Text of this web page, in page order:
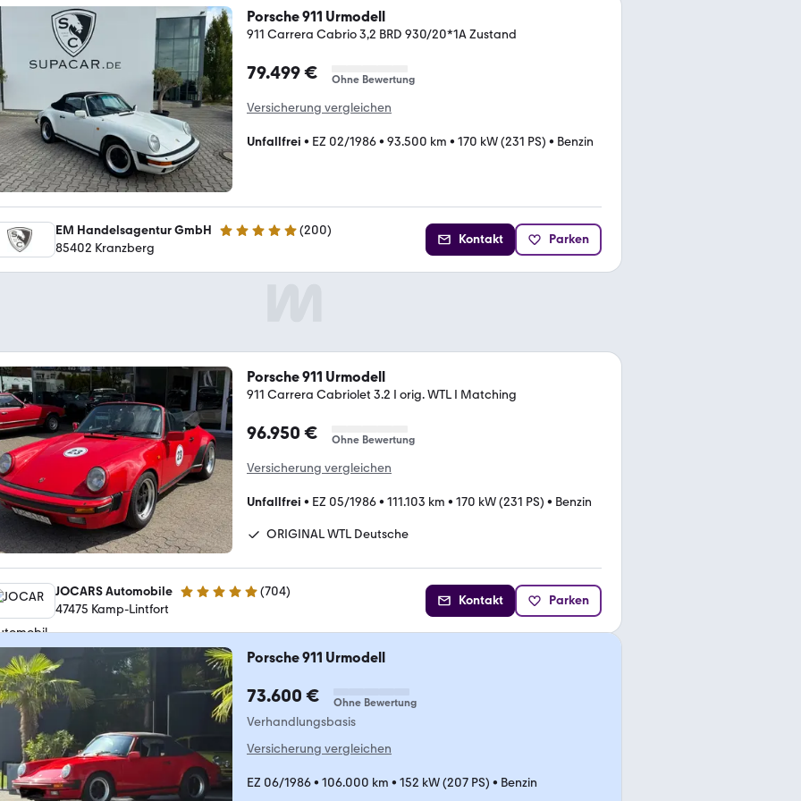
Porsche 911 Urmodell
911 Carrera Cabrio 3,2 BRD 930/20*1A Zustand
79.499 € Ohne Bewertung
Versicherung vergleichen
Unfallfrei • EZ 02/1986• 93.500 km • 170 kW (231 PS) • Benzin
EM Handelsagentur GmbH 4.9 Sterne (200)
85402 Kranzberg
Kontakt Parken
Porsche 911 Urmodell
911 Carrera Cabriolet 3.2 I orig. WTL I Matching
96.950 € Ohne Bewertung
Versicherung vergleichen
Unfallfrei • EZ 05/1986• 111.103 km • 170 kW (231 PS) • Benzin
ORIGINAL WTL Deutsche
JOCARS Automobile 4.9 Sterne (704)
47475 Kamp-Lintfort
Kontakt Parken
Porsche 911 Urmodell
73.600 € Ohne Bewertung
Verhandlungsbasis
Versicherung vergleichen
EZ 06/1986• 106.000 km • 152 kW (207 PS) • Benzin